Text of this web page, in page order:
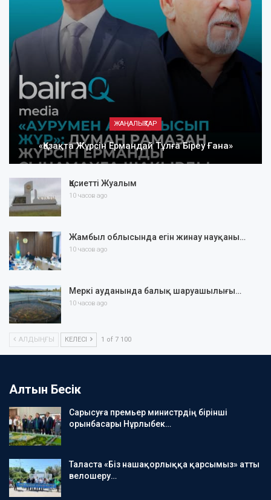
ЖАҢАЛЫҚТАР
«Қазақта Жүрсін Ермандай Тұлға Біреу Ғана»
Қасиетті Жуалым
10 часов ago
Жамбыл облысында егін жинау науқаны…
10 часов ago
Меркі ауданында балық шаруашылығы…
10 часов ago
АЛДЫҢҒЫ КЕЛЕСІ 1 of 7 100
Алтын Бесік
Сарысуға премьер министрдің бірінші
орынбасары Нұрлыбек…
Таласта «Біз нашақорлыққа қарсымыз» атты
велошеру…